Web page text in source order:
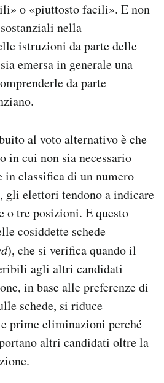
o «piuttosto facili». E non
nella
istruzioni da parte delle
emersa in generale una
da parte
al voto alternativo è che
in cui non sia necessario
in classifica di un numero
elettori tendono a indicare
o tre posizioni. E questo
cosiddette schede
), che si verifica quando il
agli altri candidati
in base alle preferenze di
schede, si riduce
prime eliminazioni perché
altri candidati oltre la